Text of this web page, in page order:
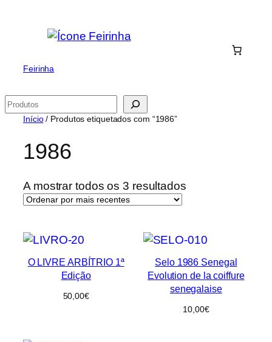
Feirinha
Pesquisar
Início/ Produtos etiquetados com “1986”
1986
A mostrar todos os 3 resultadosOrdenado
O LIVRE ARBÍTRIO 1ª
Edição
50,00€
Selo 1986 Senegal
Evolution de la coiffure
senegalaise
10,00€